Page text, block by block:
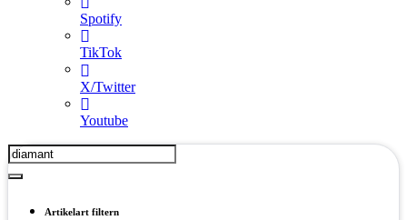
Spotify
TikTok
X/Twitter
Youtube
Artikelart filtern